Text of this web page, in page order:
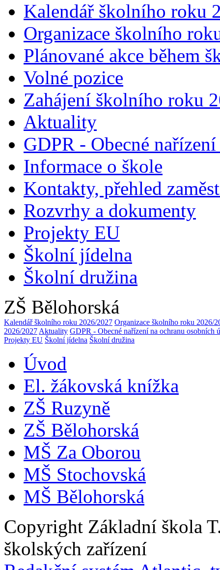
Kalendář školního roku
Organizace školního
Plánované akce během
Volné pozice
Zahájení školního roku
Aktuality
GDPR - Obecné
Informace o škole
Kontakty, přehled
Rozvrhy a dokumenty
Projekty EU
Školní jídelna
Školní družina
ZŠ Bělohorská
Kalendář školního roku 2026/2027 Organizace školního roku 2026/
2026/2027 Aktuality GDPR - Obecné nařízení na ochranu osobních
Projekty EU Školní jídelna Školní družina
Úvod
El. žákovská knížka
ZŠ Ruzyně
ZŠ Bělohorská
MŠ Za Oborou
MŠ Stochovská
MŠ Bělohorská
Copyright Základní škola
školských zařízení